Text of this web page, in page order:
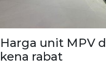
Harga unit MPV
kena rabat